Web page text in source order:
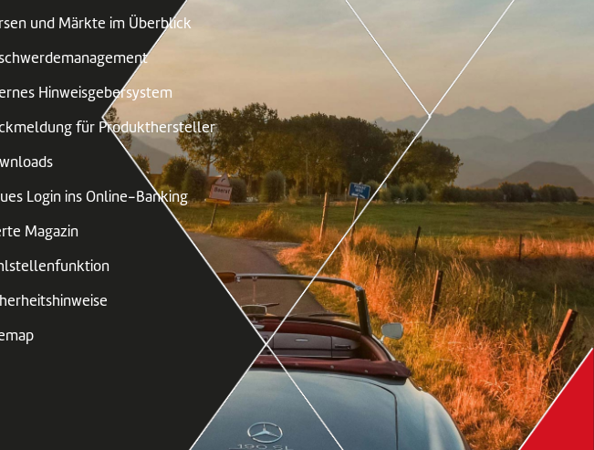
und Märkte im Überblick
Hinweisgebersystem
für Produkthersteller
Login ins Online-Banking
Magazin